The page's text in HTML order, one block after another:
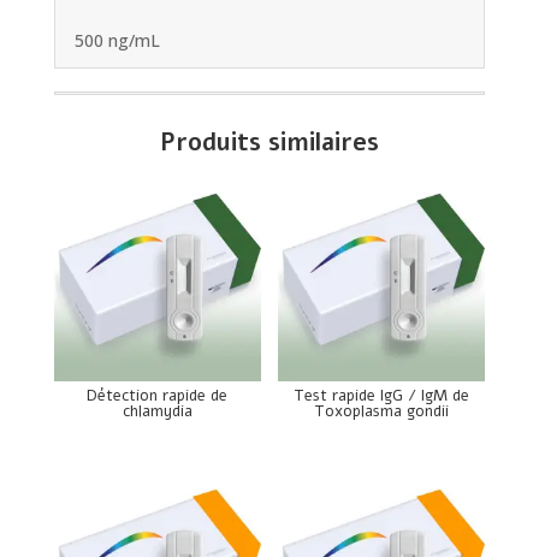
500 ng/mL
Produits similaires
Détection rapide de
chlamydia
Test rapide IgG / IgM de
Toxoplasma gondii